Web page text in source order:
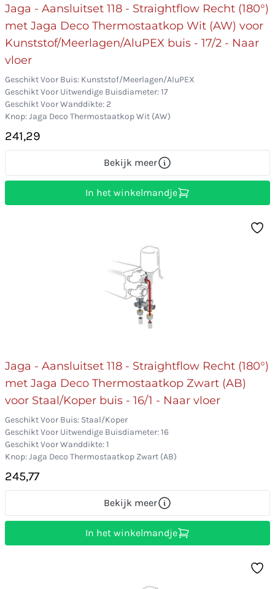
Jaga - Aansluitset 118 - Straightflow Recht (180°)
met Jaga Deco Thermostaatkop Wit (AW) voor
Kunststof/Meerlagen/AluPEX buis - 17/2 - Naar
vloer
Geschikt Voor Buis: Kunststof/Meerlagen/AluPEX
Geschikt Voor Uitwendige Buisdiameter: 17
Geschikt Voor Wanddikte: 2
Knop: Jaga Deco Thermostaatkop Wit (AW)
241,29
Bekijk meer
In het winkelmandje
Jaga - Aansluitset 118 - Straightflow Recht (180°)
met Jaga Deco Thermostaatkop Zwart (AB)
voor Staal/Koper buis - 16/1 - Naar vloer
Geschikt Voor Buis: Staal/Koper
Geschikt Voor Uitwendige Buisdiameter: 16
Geschikt Voor Wanddikte: 1
Knop: Jaga Deco Thermostaatkop Zwart (AB)
245,77
Bekijk meer
In het winkelmandje